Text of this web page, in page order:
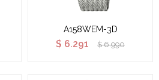
A158WEM-3D
$ 6.291 $ 6.990